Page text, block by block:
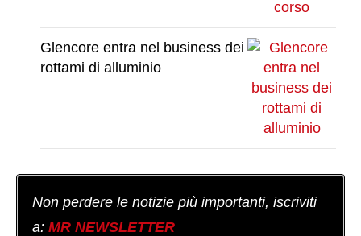
Glencore entra nel business dei
rottami di alluminio
Non perdere le notizie più importanti, iscriviti
a: MR NEWSLETTER